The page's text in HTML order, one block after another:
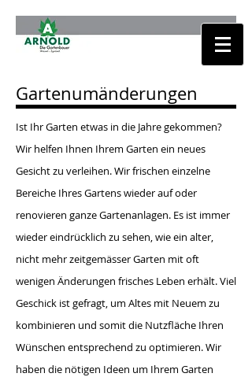
Gartenumänderungen
Ist Ihr Garten etwas in die Jahre gekommen?
Wir helfen Ihnen Ihrem Garten ein neues
Gesicht zu verleihen. Wir frischen einzelne
Bereiche Ihres Gartens wieder auf oder
renovieren ganze Gartenanlagen. Es ist immer
wieder eindrücklich zu sehen, wie ein alter,
nicht mehr zeitgemässer Garten mit oft
wenigen Änderungen frisches Leben erhält. Viel
Geschick ist gefragt, um Altes mit Neuem zu
kombinieren und somit die Nutzfläche Ihren
Wünschen entsprechend zu optimieren. Wir
haben die nötigen Ideen um Ihrem Garten